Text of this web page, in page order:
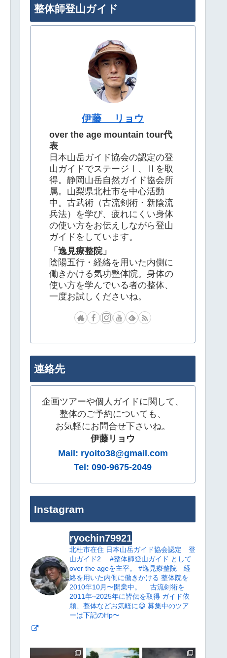
整体師登山ガイド
伊藤 リョウ
over the age mountain tour代
表
日本山岳ガイド協会の認定の登
山ガイドでステージⅠ、Ⅱを取
得。静岡山岳自然ガイド協会所
属。山梨県北杜市を中心活動
中。古武術（古流剣術・新陰流
兵法）を学び、疲れにくい身体
の使い方をお伝えしながら登山
ガイドをしています。
「逸見療整院」
陰陽五行・経絡を用いた内側に
働きかける気功整体院。身体の
使い方を学んでいる者の整体、
一度お試しくださいね。
連絡先
企画ツアーや個人ガイドに関して、
整体のご予約についても、
お気軽にお問合せ下さいね。
伊藤リョウ
Mail: ryoito38@gmail.com
Tel: 090-9675-2049
Instagram
ryochin79921
北杜市在住 日本山岳ガイド協会認定 登
山ガイド2
#整体師登山ガイド として
over the ageを主宰。
#逸見療整院 経
絡を用いた内側に働きかける 整体院を
2010年10月〜開業中。
古流剣術を
2011年~2025年に皆伝を取得 ガイド依
頼、整体などお気軽に😃 募集中のツア
ーは下記のHp〜